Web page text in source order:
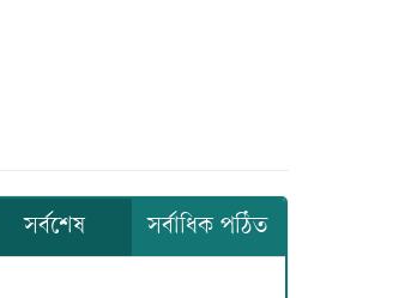
সর্বশেষ সর্বাধিক পঠিত